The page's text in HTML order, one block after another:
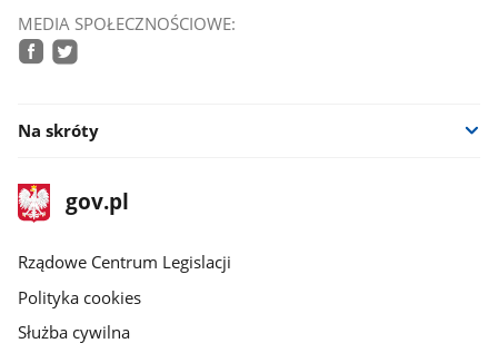
MEDIA SPOŁECZNOŚCIOWE:
Na skróty
stopka
gov.plStrona
gov.pl
Rządowe Centrum Legislacji
Polityka cookies
Służba cywilna